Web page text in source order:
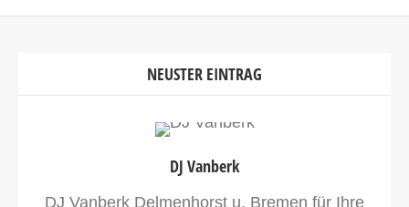
NEUSTER EINTRAG
DJ Vanberk
DJ Vanberk Delmenhorst u. Bremen für Ihre